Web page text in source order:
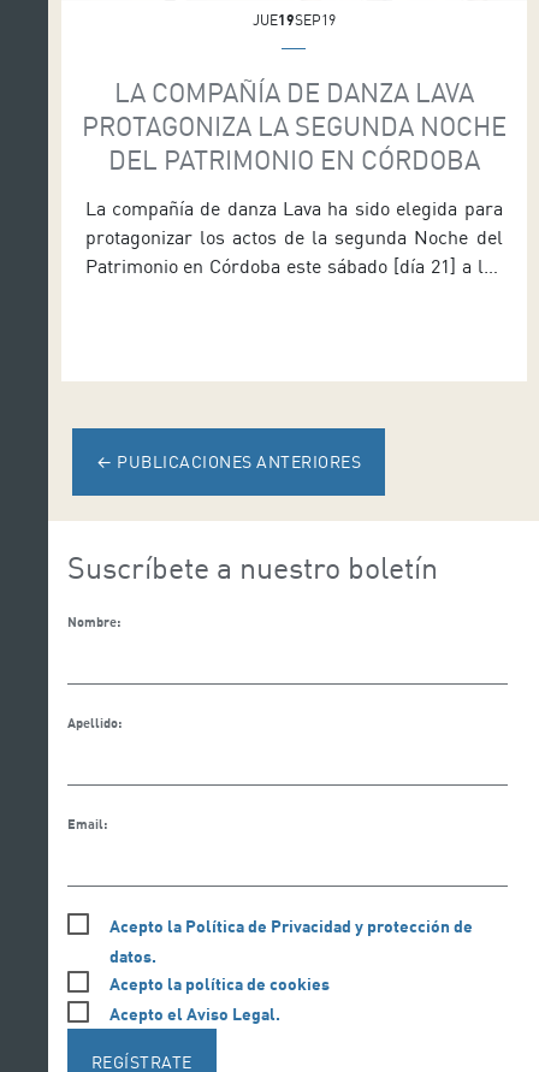
JUE19SEP19
LA COMPAÑÍA DE DANZA LAVA
PROTAGONIZA LA SEGUNDA NOCHE
DEL PATRIMONIO EN CÓRDOBA
La compañía de danza Lava ha sido elegida para
protagonizar los actos de la segunda Noche del
Patrimonio en Córdoba este sábado [día 21] a las
coreógrafa afincada en Tenerife Paloma […]
← PUBLICACIONES ANTERIORES
Suscríbete a nuestro boletín
Nombre:
Apellido:
Email:
Acepto la Política de Privacidad y protección de
datos.
Acepto la política de cookies
Acepto el Aviso Legal.
REGÍSTRATE